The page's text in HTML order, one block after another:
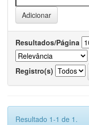
Resultados/Página
Registro(s)
Resultado 1-1 de 1.